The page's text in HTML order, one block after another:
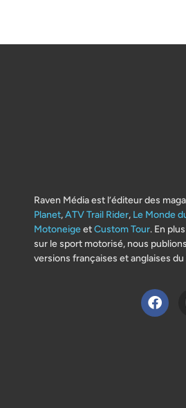
Raven Média est l’éditeur des
Planet,ATV Trail Rider, Le Monde
MotoneigeetCustom Tour. En
sur le sport motorisé, nous
versions françaises et anglaises du